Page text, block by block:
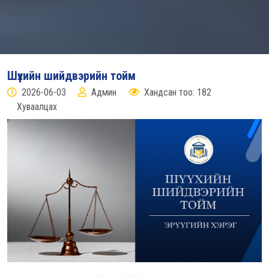
Шүүхийн шийдвэрийн тойм
2026-06-03 Админ
Хандсан тоо: 182
Хуваалцах